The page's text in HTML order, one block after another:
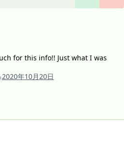
for this info!! Just what I was
2020年10月20日